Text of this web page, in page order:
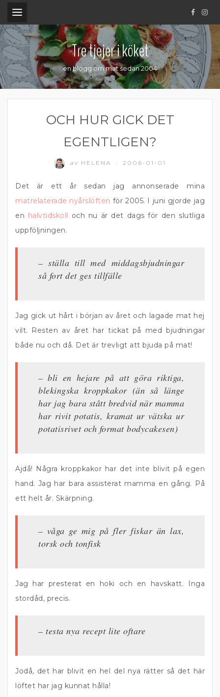
.
Tre tjejer i köket
en blogg om mat sedan 2004
OCH HUR GICK DET
EGENTLIGEN?
av HELENA 2006-01-01
Det är ett år sedan jag annonserade mina
matrelaterade nyårslöften för 2005. I juni gjorde jag
en halvtidskoll och nu är det dags för den slutliga
uppföljningen.
– ställa till med middagsbjudningar
så fort det ges tillfälle
Jag gick ut hårt i början av året och lagade mat hej
vilt. Resten av året har tickat på med bjudningar
både nu och då. Det är trevligt att bjuda på mat!
– bli en hejare på att göra riktiga,
blekingska kroppkakor (än så länge
har jag bara stått bredvid när mamma
har rivit potatis, kramat ur vätska ur
potatisrivet och format bodycakesen)
Ajdå! Några kroppkakor har det inte blivit på egen
hand. Jag har bara assisterat mamma en gång. På
ett helt år. Skärpning.
– våga ge mig på fler fiskar än lax,
torsk och tonfisk
Jag har presterat en hoki och en havskatt. Inga
stordåd, precis.
– testa nya recept lite oftare
Jodå, det har blivit en hel del nya rätter så det här
löftet har jag kunnat hålla!